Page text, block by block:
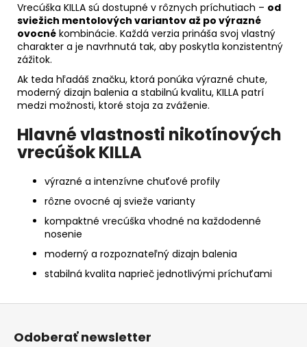
Vrecúška KILLA sú dostupné v rôznych príchutiach – od
sviežich mentolových variantov až po výrazné
ovocné kombinácie. Každá verzia prináša svoj vlastný
charakter a je navrhnutá tak, aby poskytla konzistentný
zážitok.
Ak teda hľadáš značku, ktorá ponúka výrazné chute,
moderný dizajn balenia a stabilnú kvalitu, KILLA patrí
medzi možnosti, ktoré stoja za zváženie.
Hlavné vlastnosti nikotínových
vrecúšok KILLA
výrazné a intenzívne chuťové profily
rôzne ovocné aj svieže varianty
kompaktné vrecúška vhodné na každodenné
nosenie
moderný a rozpoznateľný dizajn balenia
stabilná kvalita naprieč jednotlivými príchuťami
Odoberať newsletter